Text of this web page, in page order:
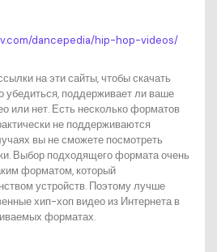
dancepedia/hip-hop-videos/
на эти сайты, чтобы скачать
убедиться, поддерживает ли ваше
или нет. Есть несколько форматов
не поддерживаются
вы не сможете посмотреть
Выбор подходящего формата очень
форматом, который
устройств. Поэтому лучше
хип-хоп видео из Интернета в
форматах.